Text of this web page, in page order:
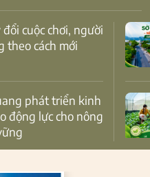
theo cách mới
động lực cho nông